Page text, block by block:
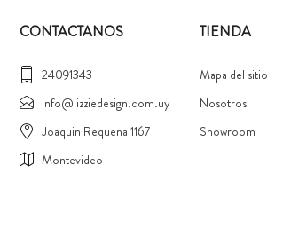
CONTACTANOS
24091343
info@lizziedesign.com.uy
Joaquin Requena 1167
Montevideo
TIENDA
Mapa del sitio
Nosotros
Showroom